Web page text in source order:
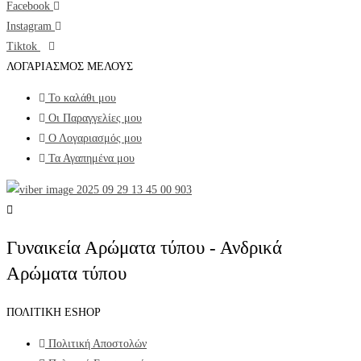
Facebook
Instagram
Tiktok
ΛΟΓΑΡΙΑΣΜΟΣ ΜΕΛΟΥΣ
Το καλάθι μου
Οι Παραγγελίες μου
Ο Λογαριασμός μου
Τα Αγαπημένα μου
Γυναικεία Αρώματα τύπου - Ανδρικά
Αρώματα τύπου
ΠΟΛΙΤΙΚΗ ESHOP
Πολιτική Αποστολών